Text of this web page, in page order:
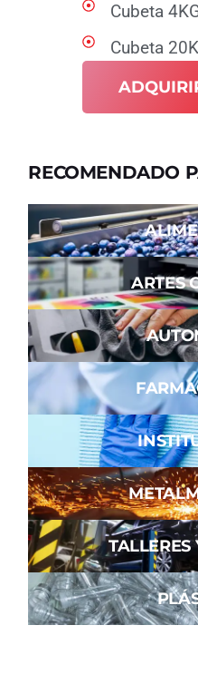
Cubeta
Cubeta
RECOMENDADO
ARTES
TALLERES